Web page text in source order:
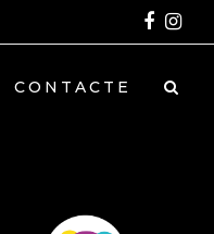
CONTACTE